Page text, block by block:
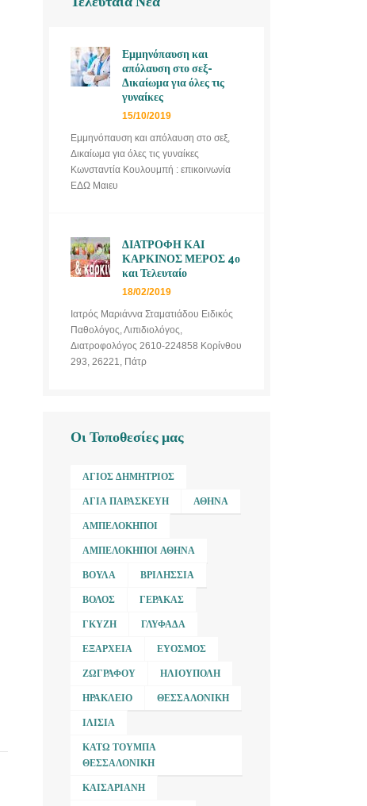
Εμμηνόπαυση και
απόλαυση στο σεξ-
Δικαίωμα για όλες τις
γυναίκες
15/10/2019
Εμμηνόπαυση και απόλαυση στο σεξ,
Δικαίωμα για όλες τις γυναίκες
Κωνσταντία Κουλουμπή : επικοινωνία
ΕΔΩ Μαιευ
ΔΙΑΤΡΟΦΗ ΚΑΙ
ΚΑΡΚΙΝΟΣ ΜΕΡΟΣ 4ο
και Τελευταίο
18/02/2019
Ιατρός Μαριάννα Σταματιάδου Ειδικός
Παθολόγος, Λιπιδιολόγος,
Διατροφολόγος 2610-224858 Κορίνθου
293, 26221, Πάτρ
Οι Τοποθεσίες μας
ΆΓΙΟΣ ΔΗΜΉΤΡΙΟΣ
ΑΓΊΑ ΠΑΡΑΣΚΕΥΉ ΑΘΉΝΑ
ΑΜΠΕΛΌΚΗΠΟΙ
ΑΜΠΕΛΌΚΗΠΟΙ ΑΘΉΝΑ
ΒΟΎΛΑ ΒΡΙΛΉΣΣΙΑ
ΒΌΛΟΣ ΓΈΡΑΚΑΣ
ΓΚΎΖΗ ΓΛΥΦΆΔΑ
ΕΞΆΡΧΕΙΑ ΕΎΟΣΜΟΣ
ΖΩΓΡΆΦΟΥ ΗΛΙΟΎΠΟΛΗ
ΗΡΆΚΛΕΙΟ ΘΕΣΣΑΛΟΝΊΚΗ
ΙΛΊΣΙΑ
ΚΆΤΩ ΤΟΎΜΠΑ
ΘΕΣΣΑΛΟΝΊΚΗ
ΚΑΙΣΑΡΙΑΝΉ